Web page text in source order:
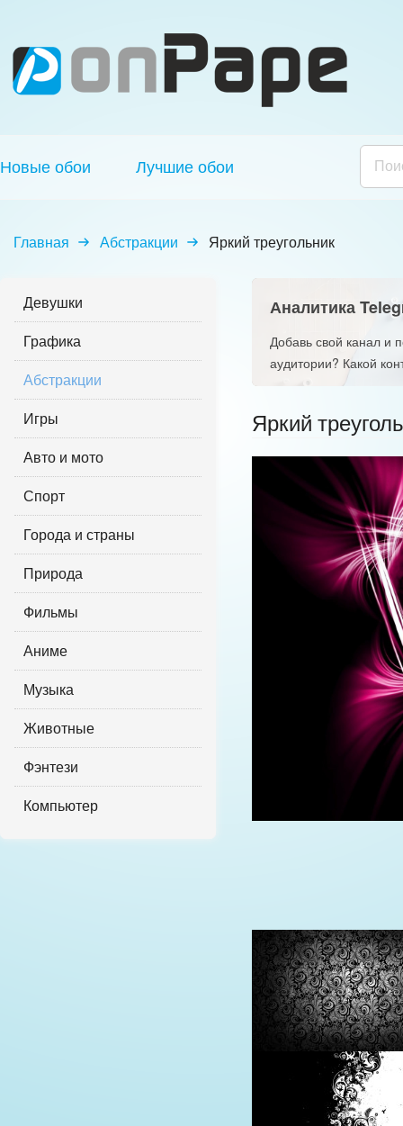
Новые обои Лучшие обои
Главная Абстракции Яркий треугольник
Девушки
Графика
Абстракции
Игры
Авто и мото
Спорт
Города и страны
Природа
Фильмы
Аниме
Музыка
Животные
Фэнтези
Компьютер
Аналитика
Добавь свой канал и
аудитории? Какой
Яркий